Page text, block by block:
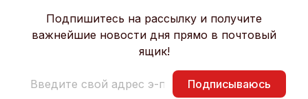
Подпишитесь на рассылку и получите
важнейшие новости дня прямо в почтовый
ящик!
Подписываюсь